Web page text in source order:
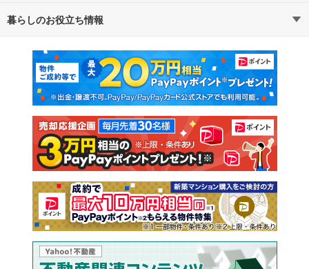
通勤・通学時間から探す
不動産・住宅
新築マンション 中古マンション
新築一戸建て 中古一戸建て
注文住宅 土地
売却査定
暮らしのお役立ち情報
マンションカタログ 教えて！住まいの先生